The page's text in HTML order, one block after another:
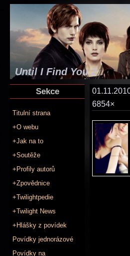
Until I Find You 2
Sekce
Titulní strana
+O webu
+Jak na to
+Soutěže
+Profily autorů
+Zpovědnice
+Twilightpedie
+Twilight News
+Hlášky z povídek
Povídky jednorázové
Povídky na
6854×